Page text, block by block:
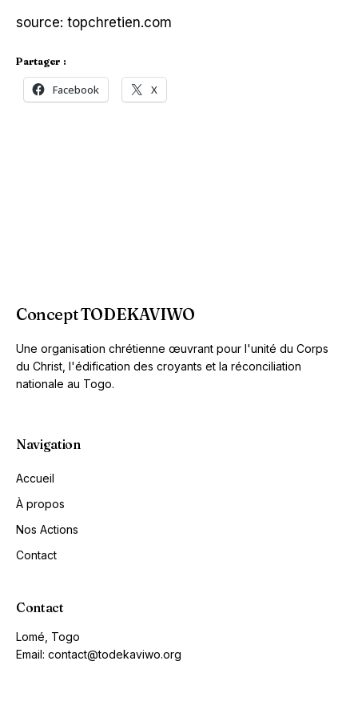
source: topchretien.com
Partager :
Facebook X
Concept TODEKAVIWO
Une organisation chrétienne œuvrant pour l'unité du Corps
du Christ, l'édification des croyants et la réconciliation
nationale au Togo.
Navigation
Accueil
À propos
Nos Actions
Contact
Contact
Lomé, Togo
Email: contact@todekaviwo.org